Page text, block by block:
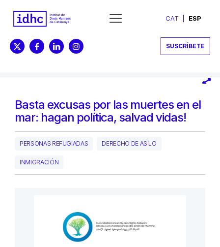
CAT ESP
SUSCRÍBETE
Basta excusas por las muertes en el
mar: hagan política, salvad vidas!
PERSONAS REFUGIADAS DERECHO DE ASILO
INMIGRACIÓN